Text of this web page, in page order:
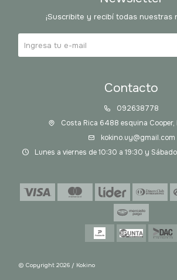
Contacto
092638778
Costa Rica 6488 esquina Cooper,
kokino.uy@gmail.com
Lunes a viernes de 10:30 a 19:30 y
¡Suscribite y recibí todas nuestras
© Copyright 2026 / Kokino